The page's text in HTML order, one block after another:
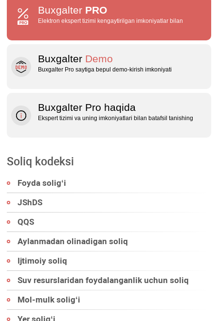
Buxgalter PRO
Elektron ekspert tizimi kengaytirilgan imkoniyatlar bilan
Buxgalter Demo
Buxgalter Pro saytiga bepul demo‑kirish imkoniyati
Buxgalter Pro haqida
Ekspert tizimi va uning imkoniyatlari bilan batafsil tanishing
Soliq kodeksi
Foyda soligʻi
JShDS
QQS
Aylanmadan olinadigan soliq
Ijtimoiy soliq
Suv resurslaridan foydalanganlik uchun soliq
Mol-mulk soligʻi